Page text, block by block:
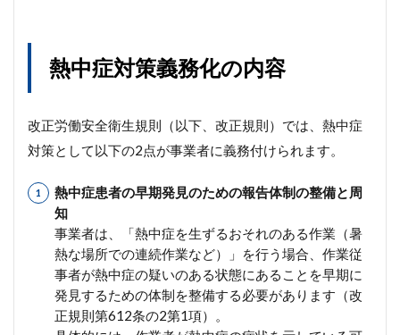
熱中症対策義務化の内容
改正労働安全衛生規則（以下、改正規則）では、熱中症
対策として以下の2点が事業者に義務付けられます。
熱中症患者の早期発見のための報告体制の整備と周
知
事業者は、「熱中症を生ずるおそれのある作業（暑
熱な場所での連続作業など）」を行う場合、作業従
事者が熱中症の疑いのある状態にあることを早期に
発見するための体制を整備する必要があります（改
正規則第612条の2第1項）。